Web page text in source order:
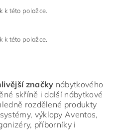
k této položce.
k této položce.
značky nábytkového
skříně i další nábytkové
rozdělené produkty
výklopy Aventos,
příborníky i